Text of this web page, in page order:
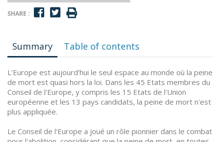
SHARE :
Summary Table of contents
L'Europe est aujourd'hui le seul espace au monde où la peine
de mort est quasi hors la loi. Dans les 45 Etats membres du
Conseil de l'Europe, y compris les 15 Etats de l'Union
européenne et les 13 pays candidats, la peine de mort n'est
plus appliquée.
Le Conseil de l'Europe a joué un rôle pionnier dans le combat